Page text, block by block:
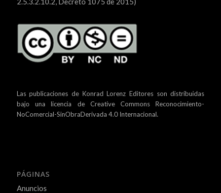
Las publicaciones de Konrad Lorenz Editores son distribuidas
bajo unalicencia de Creative Commons Reconocimiento-
NoComercial-SinObraDerivada 4.0 Internacional.
PÁGINAS
Anuncios